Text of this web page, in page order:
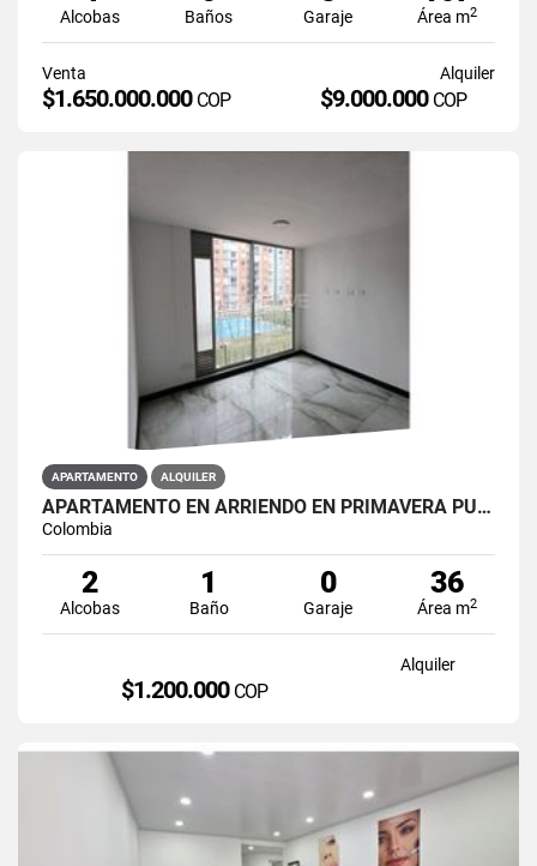
Alcobas Baños Garaje Área m2
Venta
$1.650.000.000 COP
Alquiler
$9.000.000 COP
APARTAMENTO ALQUILER
APARTAMENTO EN ARRIENDO EN PRIMAVERA PUENTE ARANDA PRIMAVERA 6-39 ET 2
Colombia
2
Alcobas
1
Baño
0
Garaje
36
Área m2
Alquiler
$1.200.000 COP